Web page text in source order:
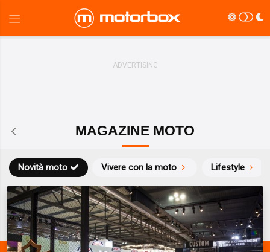
MAGAZINE MOTO
Novità moto Vivere con la moto Lifestyle